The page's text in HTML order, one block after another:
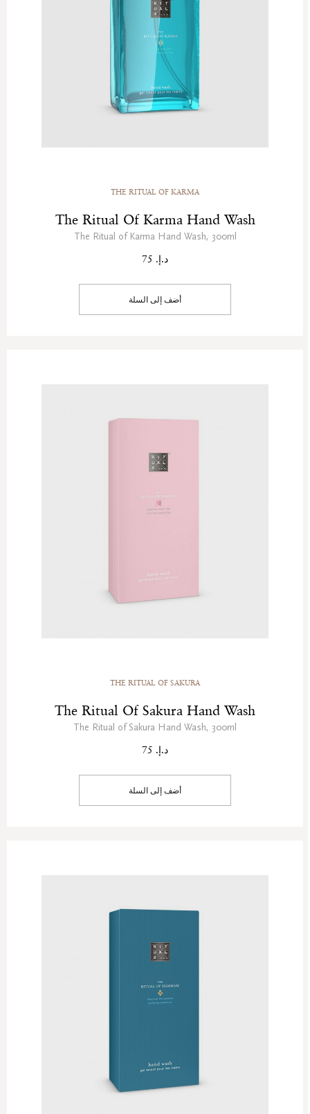
THE RITUAL OF KARMA
The Ritual Of Karma Hand Wash
The Ritual of Karma Hand Wash, 300ml
د.إ. 75
أضف إلى السلة
THE RITUAL OF SAKURA
The Ritual Of Sakura Hand Wash
The Ritual of Sakura Hand Wash, 300ml
د.إ. 75
أضف إلى السلة